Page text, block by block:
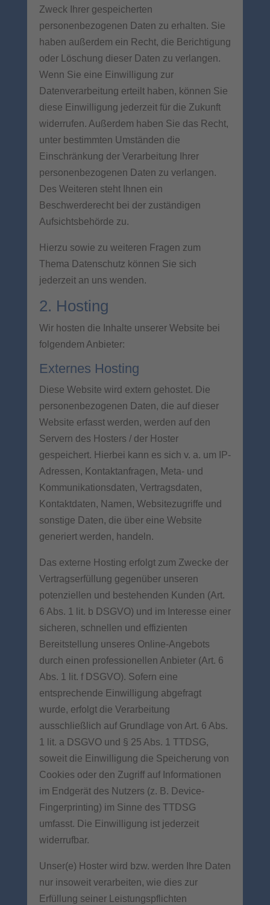
Zweck Ihrer gespeicherten
personenbezogenen Daten zu erhalten. Sie
haben außerdem ein Recht, die Berichtigung
oder Löschung dieser Daten zu verlangen.
Wenn Sie eine Einwilligung zur
Datenverarbeitung erteilt haben, können Sie
diese Einwilligung jederzeit für die Zukunft
widerrufen. Außerdem haben Sie das Recht,
unter bestimmten Umständen die
Einschränkung der Verarbeitung Ihrer
personenbezogenen Daten zu verlangen.
Des Weiteren steht Ihnen ein
Beschwerderecht bei der zuständigen
Aufsichtsbehörde zu.
Hierzu sowie zu weiteren Fragen zum
Thema Datenschutz können Sie sich
jederzeit an uns wenden.
2. Hosting
Wir hosten die Inhalte unserer Website bei
folgendem Anbieter:
Externes Hosting
Diese Website wird extern gehostet. Die
personenbezogenen Daten, die auf dieser
Website erfasst werden, werden auf den
Servern des Hosters / der Hoster
gespeichert. Hierbei kann es sich v. a. um IP-
Adressen, Kontaktanfragen, Meta- und
Kommunikationsdaten, Vertragsdaten,
Kontaktdaten, Namen, Websitezugriffe und
sonstige Daten, die über eine Website
generiert werden, handeln.
Das externe Hosting erfolgt zum Zwecke der
Vertragserfüllung gegenüber unseren
potenziellen und bestehenden Kunden (Art.
6 Abs. 1 lit. b DSGVO) und im Interesse einer
sicheren, schnellen und effizienten
Bereitstellung unseres Online-Angebots
durch einen professionellen Anbieter (Art. 6
Abs. 1 lit. f DSGVO). Sofern eine
entsprechende Einwilligung abgefragt
wurde, erfolgt die Verarbeitung
ausschließlich auf Grundlage von Art. 6 Abs.
1 lit. a DSGVO und § 25 Abs. 1 TTDSG,
soweit die Einwilligung die Speicherung von
Cookies oder den Zugriff auf Informationen
im Endgerät des Nutzers (z. B. Device-
Fingerprinting) im Sinne des TTDSG
umfasst. Die Einwilligung ist jederzeit
widerrufbar.
Unser(e) Hoster wird bzw. werden Ihre Daten
nur insoweit verarbeiten, wie dies zur
Erfüllung seiner Leistungspflichten